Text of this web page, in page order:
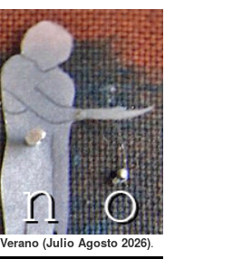
(Julio Agosto 2026).